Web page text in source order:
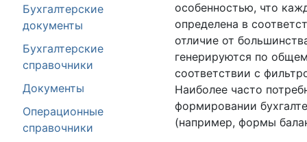
Бухгалтерские
документы
Бухгалтерские
справочники
Документы
Операционные
справочники
особенностью, что
определена в
отличие от
генерируются по
соответствии с
Наиболее часто
формировании
(например, формы